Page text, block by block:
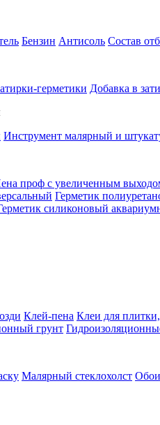
Бензин Антисоль Состав
герметики Добавка в
Инструмент малярный и
проф с увеличенным
Герметик
силиконовый
Клей-пена Клеи для
грунт
Малярный стеклохолст